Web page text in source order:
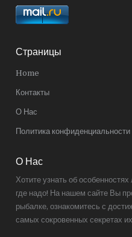
Страницы
Home
Контакты
О Нас
Политика конфиденциальности
О Нас
Хотите узнать об
где надо! На нашем сайте Вы
рыбалке, ознакомитесь с
самых сокровенных секретах